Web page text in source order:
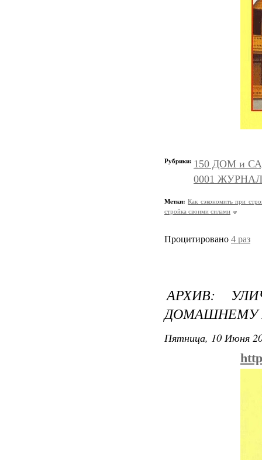
Рубрики: 150 ДОМ и
0001
Метки: Как сэкономить при
стройка своими силами
Процитировано 4 раз
АРХИВ:
ДОМАШНЕМУ
Пятница, 10 Июня